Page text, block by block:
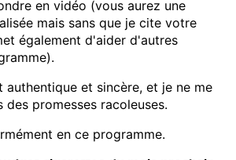
en vidéo (vous aurez une
mais sans que je cite votre
également d'aider d'autres
authentique et sincère, et je ne me
des promesses racoleuses.
en ce programme.